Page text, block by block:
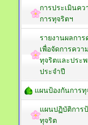
การประเมินคว
การทุจริตฯ
รายงานผลการ
เพื่อจัดการควา
ทุจริตและประ
ประจำปี
แผนป้องกันการทุ
แผนปฏิบัติการ
ทุจริต